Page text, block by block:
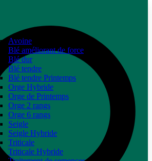
Avoine
Blé améliorant de force
Blé dur
Blé tendre
Blé tendre Printemps
Orge Hybride
Orge de Printemps
Orge 2 rangs
Orge 6 rangs
Seigle
Seigle Hybride
Triticale
Triticale Hybride